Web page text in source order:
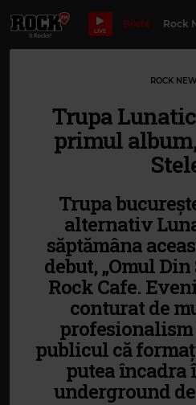
LIVE
Bilete Rock
ROCK
Trupa
primul
Trupa
alternativ
săptămâna
debut, „Omul
Rock Cafe.
conturat de
publicul că
putea încadra
underground